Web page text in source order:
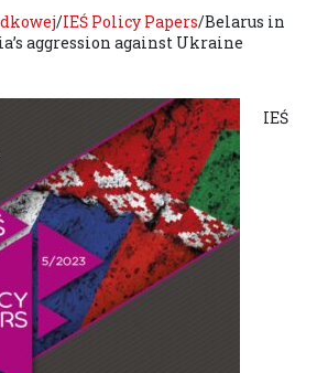
/IEŚ Policy Papers/Belarus in
aggression against Ukraine
IEŚ